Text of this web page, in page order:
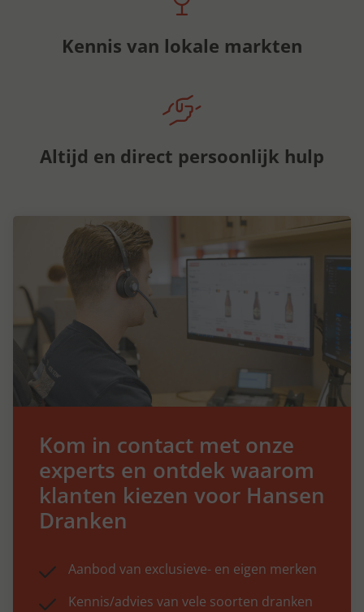
Kennis van lokale markten
Altijd en direct persoonlijk hulp
Kom in contact met onze
experts en ontdek waarom
klanten kiezen voor Hansen
Dranken
Aanbod van exclusieve- en eigen merken
Kennis/advies van vele soorten dranken